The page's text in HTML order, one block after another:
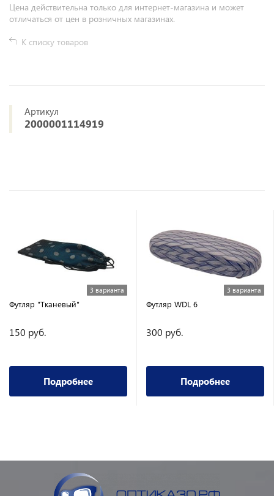
Цена действительна только для интернет-магазина и может
отличаться от цен в розничных магазинах.
К списку товаров
Артикул
2000001114919
3 варианта
Футляр "Тканевый"
150 руб.
Подробнее
3 варианта
Футляр WDL 6
300 руб.
Подробнее